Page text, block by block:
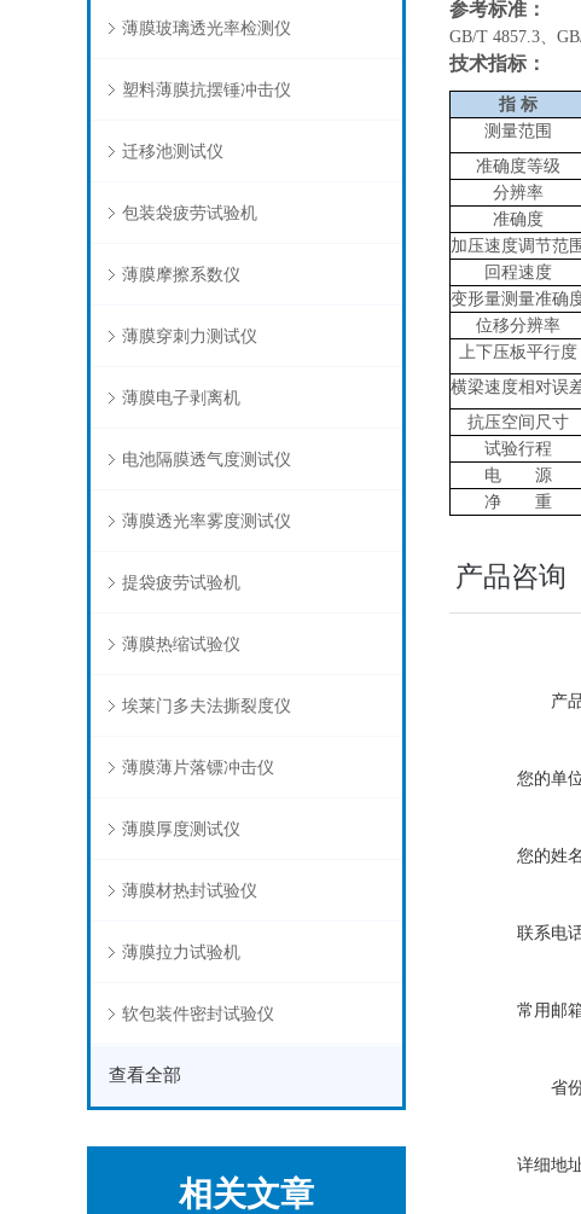
薄膜玻璃透光率检测仪
塑料薄膜抗摆锤冲击仪
迁移池测试仪
包装袋疲劳试验机
薄膜摩擦系数仪
薄膜穿刺力测试仪
薄膜电子剥离机
电池隔膜透气度测试仪
薄膜透光率雾度测试仪
提袋疲劳试验机
薄膜热缩试验仪
埃莱门多夫法撕裂度仪
薄膜薄片落镖冲击仪
薄膜厚度测试仪
薄膜材热封试验仪
薄膜拉力试验机
软包装件密封试验仪
查看全部
相关文章
参考标准：
GB/T 4857.3、
技术指标：
指 标
测量范围
准确度等级
分辨率
准确度
加压速度调节范围
回程速度
变形量测量准确
位移分辨率
上下压板平行度
横梁速度相对误
抗压空间尺寸
试验行程
电 源
净 重
产品咨询
产
您的单
您的姓
联系电
常用邮
省
详细地